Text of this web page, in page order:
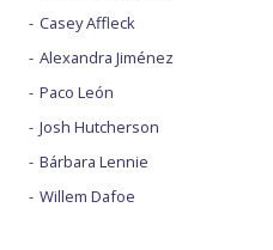
Casey Affleck
Alexandra Jiménez
Paco León
Josh Hutcherson
Bárbara Lennie
Willem Dafoe